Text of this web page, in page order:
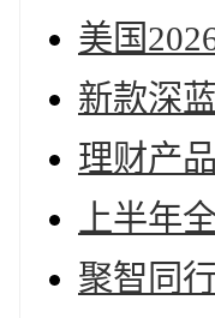
美国
新款深
理财产
上半年
聚智同